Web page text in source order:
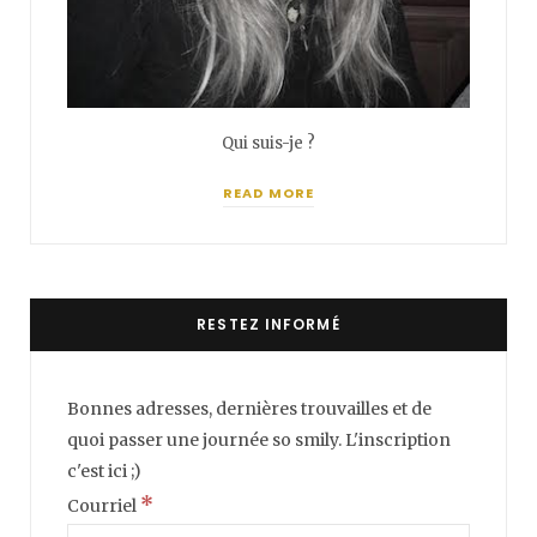
Qui suis-je ?
READ MORE
RESTEZ INFORMÉ
Bonnes adresses, dernières trouvailles et de
quoi passer une journée so smily. L'inscription
c'est ici ;)
Courriel *